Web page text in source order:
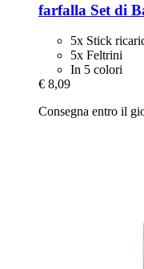
farfalla Set di
5x Stick
5x Feltrini
In 5 colori
€ 8,09
Consegna entro il